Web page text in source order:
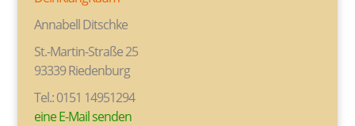
Annabell Ditschke
St.-Martin-Straße 25
93339 Riedenburg
Tel.: 0151 14951294
eine E-Mail senden